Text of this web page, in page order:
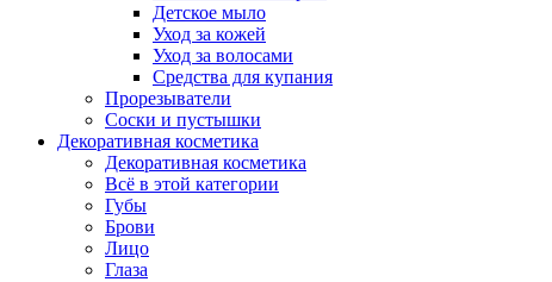
Детское мыло
Уход за кожей
Уход за волосами
Средства для купания
Прорезыватели
Соски и пустышки
Декоративная косметика
Декоративная косметика
Всё в этой категории
Губы
Брови
Лицо
Глаза